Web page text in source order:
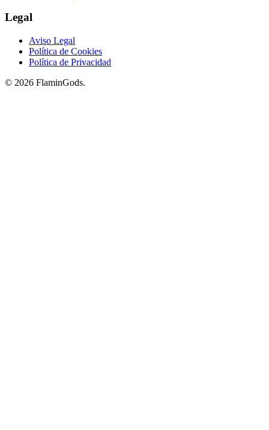
Legal
Aviso Legal
Política de Cookies
Política de Privacidad
© 2026 FlaminGods.